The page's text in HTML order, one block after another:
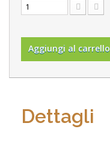
Aggiungi al carrello
Dettagli